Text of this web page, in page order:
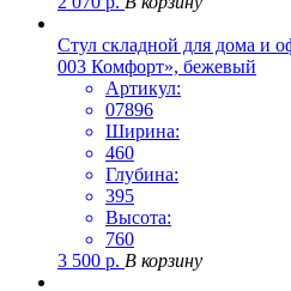
Стул складной для дома и
003 Комфорт», бежевый
Артикул:
07896
Ширина:
460
Глубина:
395
Высота:
760
3 500 р. В корзину